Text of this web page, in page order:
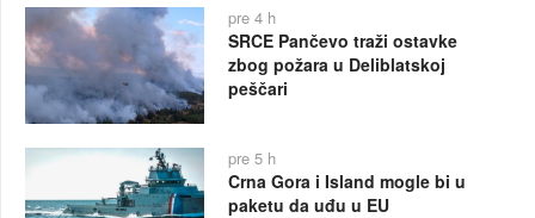
pre 4 h
SRCE Pančevo traži ostavke
zbog požara u Deliblatskoj
peščari
pre 5 h
Crna Gora i Island mogle bi u
paketu da uđu u EU